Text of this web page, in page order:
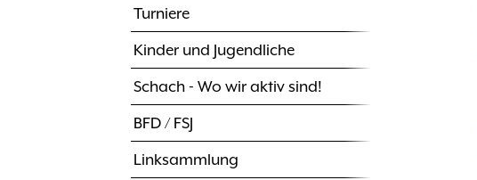
Turniere
Kinder und Jugendliche
Schach - Wo wir aktiv sind!
BFD / FSJ
Linksammlung